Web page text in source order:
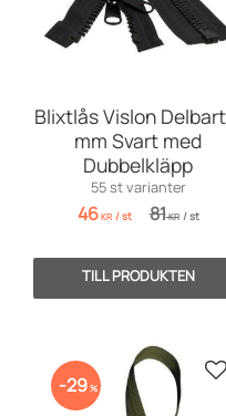
Blixtlås Vislon
mm Svart med
Dubbelkläpp
55 st varianter
46KR /st 81KR /st
29%